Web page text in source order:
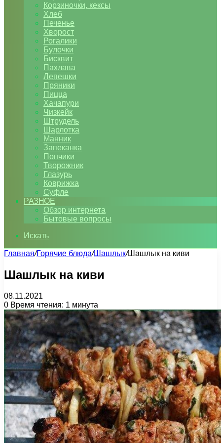
Корзиночки, кексы
Хлеб
Печенье
Хворост
Рогалики
Булочки
Бисквит
Пахлава
Лепешки
Пряники
Пицца
Хачапури
Чизкейк
Штрудель
Шарлотка
Манник
Запеканка
Пончики
Творожник
Глазурь
Коврижка
Суфле
РАЗНОЕ
Обзор интернета
Бытовые вопросы
Искать
Главная/Горячие блюда/Шашлык/Шашлык на киви
Шашлык на киви
08.11.2021
0 Время чтения: 1 минута